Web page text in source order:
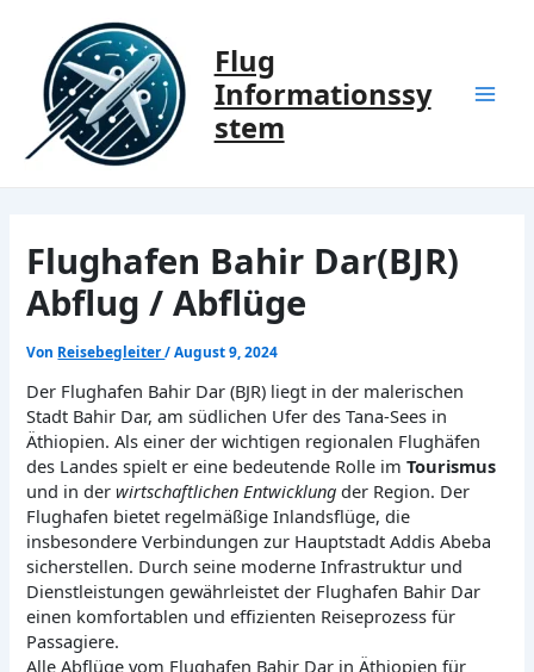
springen
Flug
Informationssy
stem
Flughafen Bahir Dar(BJR)
Abflug / Abflüge
Von Reisebegleiter/August 9, 2024
Der Flughafen Bahir Dar (BJR) liegt in der malerischen
Stadt Bahir Dar, am südlichen Ufer des Tana-Sees in
Äthiopien. Als einer der wichtigen regionalen Flughäfen
des Landes spielt er eine bedeutende Rolle imTourismus
und in derwirtschaftlichen Entwicklung der Region. Der
Flughafen bietet regelmäßige Inlandsflüge, die
insbesondere Verbindungen zur Hauptstadt Addis Abeba
sicherstellen. Durch seine moderne Infrastruktur und
Dienstleistungen gewährleistet der Flughafen Bahir Dar
einen komfortablen und effizienten Reiseprozess für
Passagiere.
Alle Abflüge vom Flughafen Bahir Dar in Äthiopien für